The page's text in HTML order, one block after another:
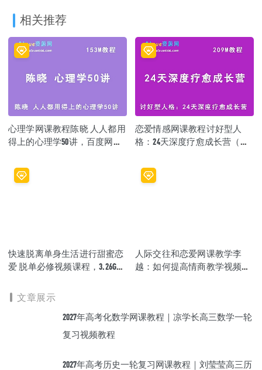
相关推荐
心理学网课教程陈晓 人人都用
得上的心理学50讲，百度网盘
恋爱情感网课教程讨好型人
格：24天深度疗愈成长营（完
快速脱离单身生活进行甜蜜恋
爱 脱单必修视频课程，3.26G课
人际交往和恋爱网课教学李
越：如何提高情商教学视频，
文章展示
2027年高考化数学网课教程｜凉学长高三数学一轮
复习视频教程
2027年高考历史一轮复习网课教程｜刘莹莹高三历